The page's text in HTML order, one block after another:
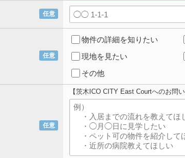
任意
任意
物件の詳細を知りたい
現地を見たい
その他
任意
【茨木ICO CITY East Courtへのお問い